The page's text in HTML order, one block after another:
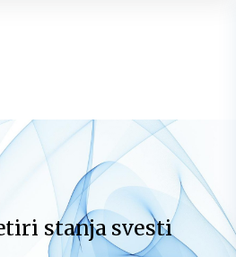
stanja svesti